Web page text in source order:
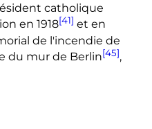
catholique
en 1918[41] et en
de l'incendie de
du mur de Berlin[45],